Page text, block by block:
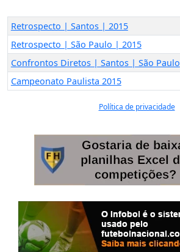
Retrospecto | Santos | 2015
Retrospecto | São Paulo | 2015
Confrontos Diretos | Santos | São Paulo
Campeonato Paulista 2015
Política de privacidade